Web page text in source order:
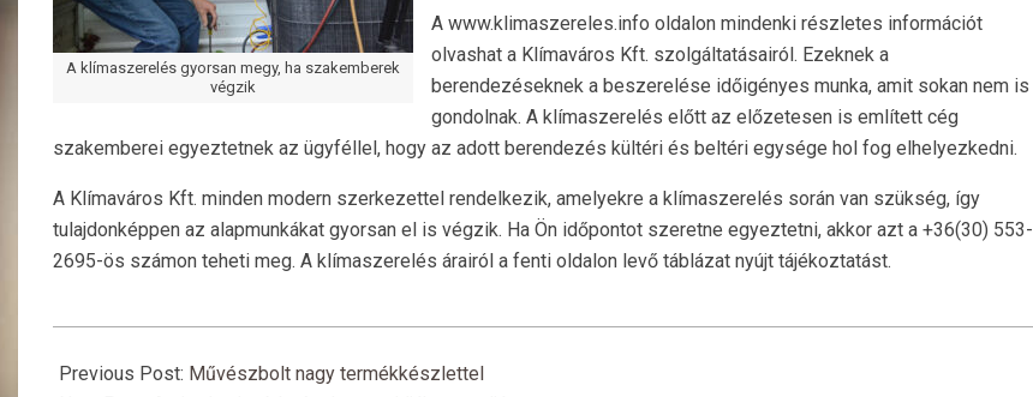
A klímaszerelés gyorsan megy, ha szakemberek
végzik
A www.klimaszereles.info oldalon mindenki részletes információt
olvashat a Klímaváros Kft. szolgáltatásairól. Ezeknek a
berendezéseknek a beszerelése időigényes munka, amit sokan nem is
gondolnak. A klímaszerelés előtt az előzetesen is említett cég
szakemberei egyeztetnek az ügyféllel, hogy az adott berendezés kültéri és beltéri egysége hol fog elhelyezkedni.
A Klímaváros Kft. minden modern szerkezettel rendelkezik, amelyekre a klímaszerelés során van szükség, így
tulajdonképpen az alapmunkákat gyorsan el is végzik. Ha Ön időpontot szeretne egyeztetni, akkor azt a +36(30) 553-
2695-ös számon teheti meg. A klímaszerelés árairól a fenti oldalon levő táblázat nyújt tájékoztatást.
03-
Previous Post: Művészbolt nagy termékkészlettel